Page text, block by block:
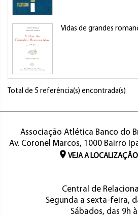
Vidas de grandes
Total de 5 referência(s) encontrada(s)
Associação Atlética Banco do
Av. Coronel Marcos, 1000 Bairro
VEJA A
Central de
Segunda a sexta-feira,
Sábados, das 9h